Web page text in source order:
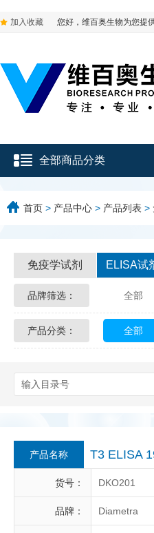
加入收藏 您好，维百奥生物为您提
全部商品分类
首页 > 产品中心 > 产品列表 >
免疫学试剂 ELISA试
品牌筛选： 全部
Berry
产品分类： 全部
产品名称 T3 ELISA
货号： DKO201
品牌： Diametra